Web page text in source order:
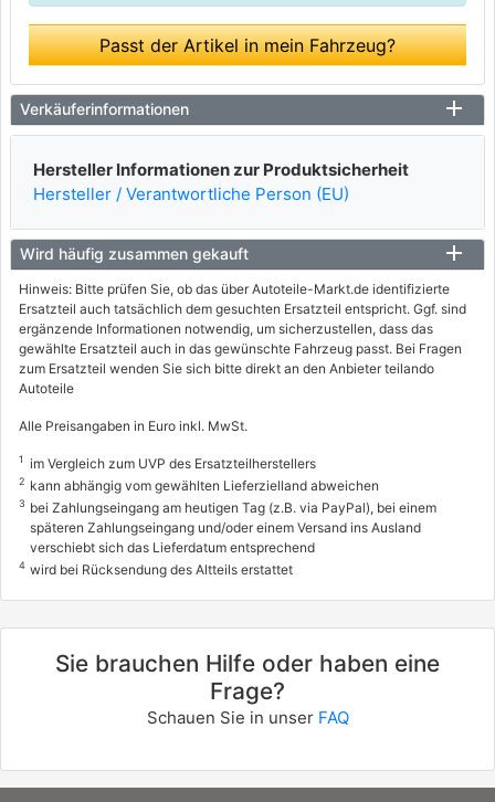
Passt der Artikel in mein Fahrzeug?
Verkäuferinformationen
Hersteller Informationen zur Produktsicherheit
Hersteller / Verantwortliche Person (EU)
Wird häufig zusammen gekauft
Hinweis: Bitte prüfen Sie, ob das über Autoteile-Markt.de identifizierte
Ersatzteil auch tatsächlich dem gesuchten Ersatzteil entspricht. Ggf. sind
ergänzende Informationen notwendig, um sicherzustellen, dass das
gewählte Ersatzteil auch in das gewünschte Fahrzeug passt. Bei Fragen
zum Ersatzteil wenden Sie sich bitte direkt an den Anbieter teilando
Autoteile
Alle Preisangaben in Euro inkl. MwSt.
1 im Vergleich zum UVP des Ersatzteilherstellers
2 kann abhängig vom gewählten Lieferzielland abweichen
3 bei Zahlungseingang am heutigen Tag (z.B. via PayPal), bei einem
späteren Zahlungseingang und/oder einem Versand ins Ausland
verschiebt sich das Lieferdatum entsprechend
4 wird bei Rücksendung des Altteils erstattet
Sie brauchen Hilfe oder haben eine
Frage?
Schauen Sie in unser FAQ